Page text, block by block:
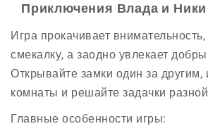
Приключения Влада и Ники
Игра прокачивает внимательность,
смекалку, а заодно увлекает
Открывайте замки один за другим,
комнаты и решайте задачки
Главные особенности игры: